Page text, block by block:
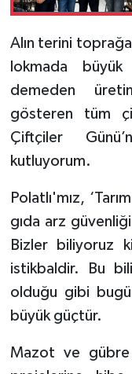
Alın terini
lokmada
demeden
gösteren tüm
Çiftçiler
kutluyorum.
Polatlı'mız,
gıda arz
Bizler biliyoruz
istikbaldir. Bu
olduğu gibi
büyük güçtür.
Mazot ve gübre